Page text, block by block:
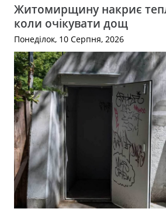
Житомирщину накриє
коли очікувати дощ
Понеділок, 10 Серпня, 2026